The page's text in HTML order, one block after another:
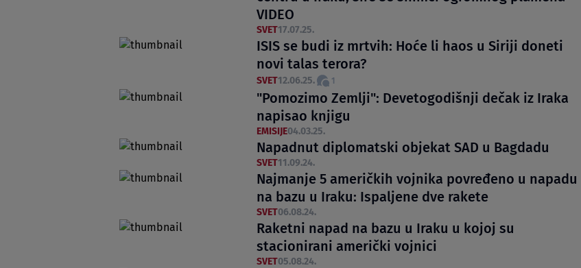
VIDEO
SVET17.07.25.
ISIS se budi iz mrtvih: Hoće li haos u Siriji doneti
novi talas terora?
SVET12.06.25. 1
"Pomozimo Zemlji": Devetogodišnji dečak iz Iraka
napisao knjigu
EMISIJE04.03.25.
Napadnut diplomatski objekat SAD u Bagdadu
SVET11.09.24.
Najmanje 5 američkih vojnika povređeno u napadu
na bazu u Iraku: Ispaljene dve rakete
SVET06.08.24.
Raketni napad na bazu u Iraku u kojoj su
stacionirani američki vojnici
SVET05.08.24.